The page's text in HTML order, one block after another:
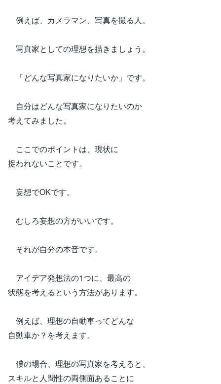
例えば、カメラマン、写真を撮る人。
写真家としての理想を描きましょう。
「どんな写真家になりたいか」です。
自分はどんな写真家になりたいのか
考えてみました。
ここでのポイントは、現状に
捉われないことです。
妄想でOKです。
むしろ妄想の方がいいです。
それが自分の本音です。
アイデア発想法の1つに、最高の
状態を考えるという方法があります。
例えば、理想の自動車ってどんな
自動車か？を考えます。
僕の場合、理想の写真家を考えると、
スキルと人間性の両側面あることに